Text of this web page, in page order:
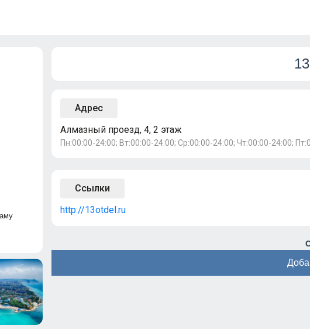
Адрес
Алмазный проезд, 4, 2 этаж
Пн:00:00-24:00; Вт:00:00-24:00; Ср:00:00-24:00; Чт:00:00-24:00;
Ссылки
http://13otdel.ru